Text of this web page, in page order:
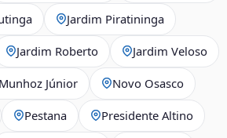
Jardim Piratininga
Jardim Roberto Jardim Veloso
Munhoz Júnior Novo Osasco
Pestana Presidente Altino